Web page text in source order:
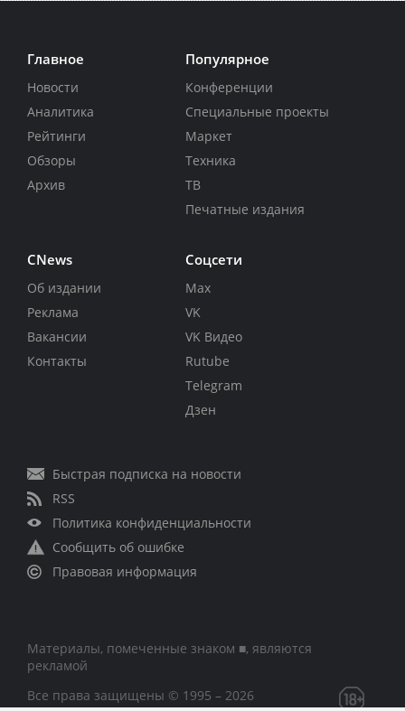
Главное
Новости
Аналитика
Рейтинги
Обзоры
Архив
Популярное
Конференции
Специальные проекты
Маркет
Техника
ТВ
Печатные издания
CNews
Об издании
Реклама
Вакансии
Контакты
Соцсети
Max
VK
VK Видео
Rutube
Telegram
Дзен
Быстрая подписка на новости
RSS
Политика конфиденциальности
Сообщить об ошибке
Правовая информация
Материалы, помеченные знаком ■, являются
рекламой
Все права защищены © 1995 – 2026